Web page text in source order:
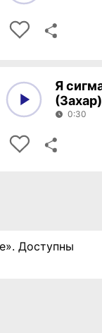
Я
(Захар)
0:30
Доступны